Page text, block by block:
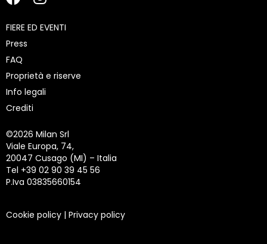
FIERE ED EVENTI
Press
FAQ
Proprietà e riserve
Info legali
Crediti
©2026 Milan Srl
Viale Europa, 74,
20047 Cusago (MI) – Italia
Tel +39 02 90 39 45 56
P.Iva 03835660154
Cookie policy | Privacy policy